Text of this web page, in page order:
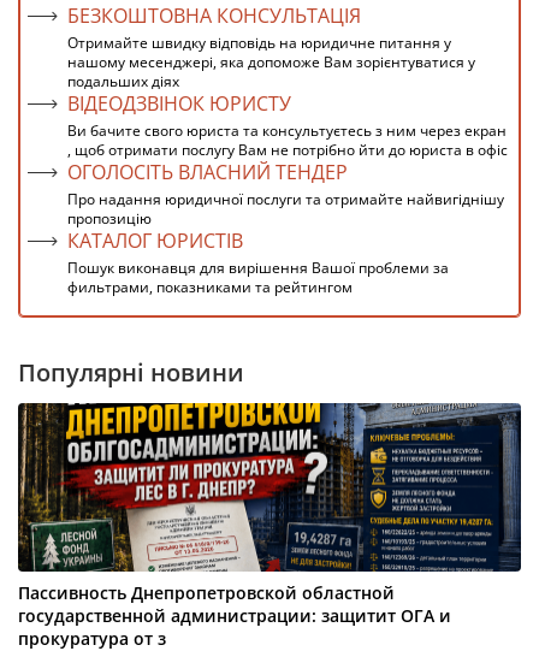
БЕЗКОШТОВНА КОНСУЛЬТАЦІЯ
Отримайте швидку відповідь на юридичне питання у
нашому месенджері, яка допоможе Вам зорієнтуватися у
подальших діях
ВІДЕОДЗВІНОК ЮРИСТУ
Ви бачите свого юриста та консультуєтесь з ним через екран
, щоб отримати послугу Вам не потрібно йти до юриста в офіс
ОГОЛОСІТЬ ВЛАСНИЙ ТЕНДЕР
Про надання юридичної послуги та отримайте найвигіднішу
пропозицію
КАТАЛОГ ЮРИСТІВ
Пошук виконавця для вирішення Вашої проблеми за
фильтрами, показниками та рейтингом
Популярні новини
Пассивность Днепропетровской областной
государственной администрации: защитит ОГА и
прокуратура от з